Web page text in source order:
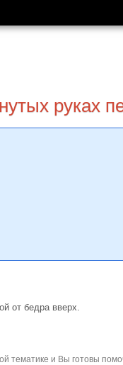
руках
от бедра вверх.
тематике и Вы готовы